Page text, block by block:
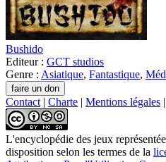
Bushido
Editeur : GCT studios
Genre : Asiatique, Fantastique,
Contact | Charte | Mentions légales |
L'encyclopédie des jeux
disposition selon les termes de la